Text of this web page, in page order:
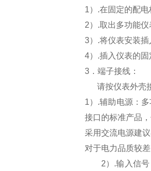
1）.在固定的配
2）.取出多功能
3）.将仪表安装
4）.插入仪表的
3 ．端子接线：
请按仪表外壳
1） .辅助电源：
接口的标准产品
采用交流电源建
对于电力品质较
2） .输入信